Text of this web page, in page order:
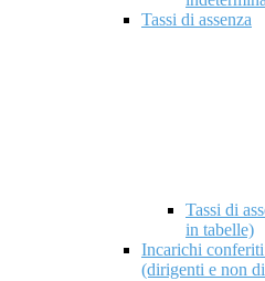
Tassi di assenza
Tassi di
in tabelle)
Incarichi
(dirigenti e non